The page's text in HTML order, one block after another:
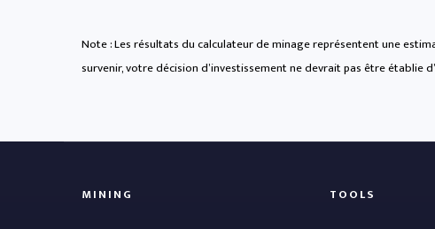
Note : Les résultats du calculateur de minage représentent une
survenir, votre décision d’investissement ne devrait pas être établie
MINING TOOLS